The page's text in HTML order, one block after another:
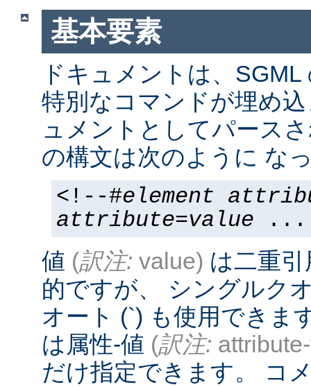
基本要素
ドキュメントは、
特別なコマンドが埋め
ュメントとしてパース
の構文は次のように な
<!--#element
attribute=value ...
値 (訳注: value) は二重
的ですが、 シングルク
オート (`) も使用できま
は属性-値 (訳注:
だけ指定できます。 コ